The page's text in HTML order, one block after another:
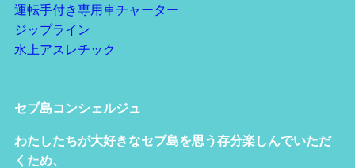
運転手付き専用車チャーター
ジップライン
水上アスレチック
セブ島コンシェルジュ
わたしたちが大好きなセブ島を思う存分楽しんでいただ
くため、